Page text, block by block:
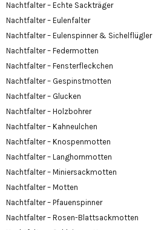
Nachtfalter – Echte Sackträger
Nachtfalter – Eulenfalter
Nachtfalter – Eulenspinner & Sichelflügler
Nachtfalter – Federmotten
Nachtfalter – Fensterfleckchen
Nachtfalter – Gespinstmotten
Nachtfalter – Glucken
Nachtfalter – Holzbohrer
Nachtfalter – Kahneulchen
Nachtfalter – Knospenmotten
Nachtfalter – Langhornmotten
Nachtfalter – Miniersackmotten
Nachtfalter – Motten
Nachtfalter – Pfauenspinner
Nachtfalter – Rosen-Blattsackmotten